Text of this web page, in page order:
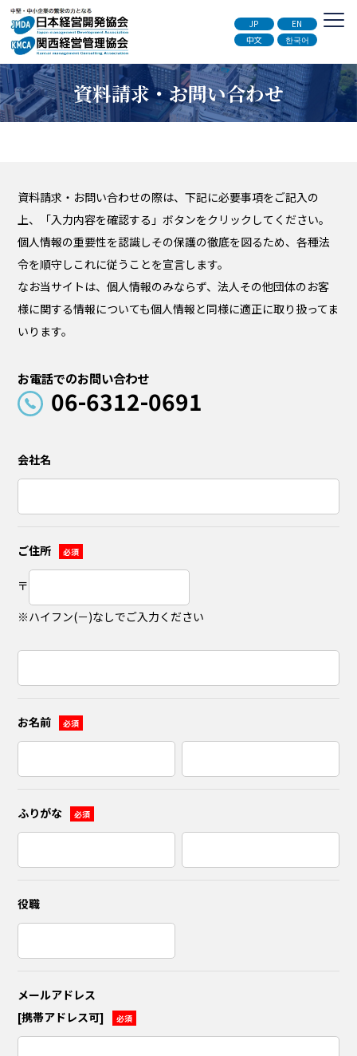
JP
EN
中文
한국어
資料請求・お問い合わせ
資料請求・お問い合わせの際は、下記に必要事項をご記入の
上、「入力内容を確認する」ボタンをクリックしてください。
個人情報の重要性を認識しその保護の徹底を図るため、各種法
令を順守しこれに従うことを宣言します。
なお当サイトは、個人情報のみならず、法人その他団体のお客
様に関する情報についても個人情報と同様に適正に取り扱ってま
いります。
お電話でのお問い合わせ
06-6312-0691
会社名
ご住所 必須
〒
※ハイフン(－)なしでご入力ください
お名前 必須
ふりがな 必須
役職
メールアドレス
[携帯アドレス可]
必須